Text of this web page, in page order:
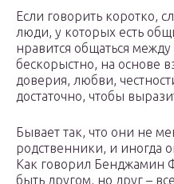
Если говорить коротко,
люди, у которых есть
нравится общаться
бескорыстно, на основе
доверия, любви,
достаточно, чтобы
Бывает так, что они не
родственники, и иногда
Как говорил Бенджамин
быть другом, но друг –